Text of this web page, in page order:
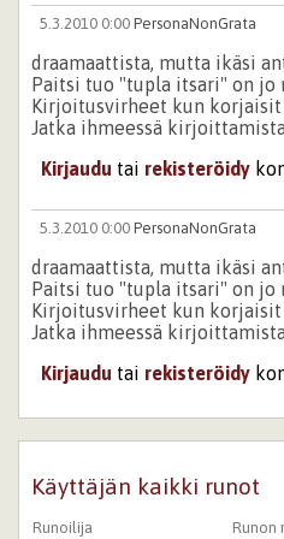
5.3.2010 0:00 PersonaNonGrata
draamaattista, mutta ikäsi
Paitsi tuo "tupla itsari" on jo
Kirjoitusvirheet kun
Jatka ihmeessä
Kirjaudu tai rekisteröidy
5.3.2010 0:00 PersonaNonGrata
draamaattista, mutta ikäsi
Paitsi tuo "tupla itsari" on jo
Kirjoitusvirheet kun
Jatka ihmeessä
Kirjaudu tai rekisteröidy
Käyttäjän kaikki runot
Runoilija Runon